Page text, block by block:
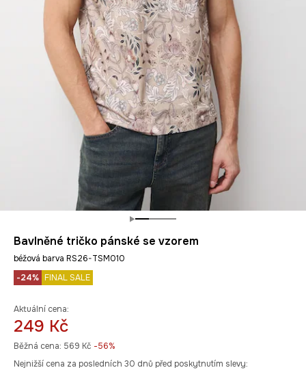
Bavlněné tričko pánské se vzorem
béžová barva RS26-TSM010
-24% FINAL SALE
Aktuální cena:
249 Kč
Běžná cena: 569 Kč -56%
Nejnižší cena za posledních 30 dnů před poskytnutím slevy: